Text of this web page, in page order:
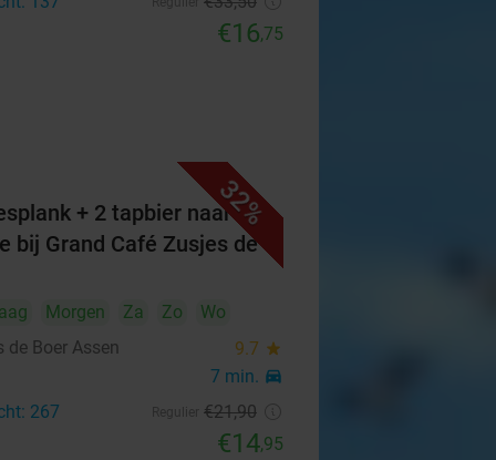
€16,75
32%
+ 2 tapbier naar
bij Grand Café Zusjes de
Morgen Za Zo
Wo
de Boer Assen
9.7 star
7 min. directions_car
267 €21,90
€14,95